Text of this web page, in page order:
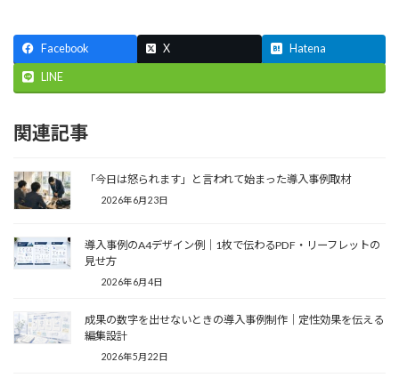
Facebook X Hatena
LINE
関連記事
「今日は怒られます」と言われて始まった導入事例取材
2026年6月23日
導入事例のA4デザイン例｜1枚で伝わるPDF・リーフレットの
見せ方
2026年6月4日
成果の数字を出せないときの導入事例制作｜定性効果を伝える
編集設計
2026年5月22日